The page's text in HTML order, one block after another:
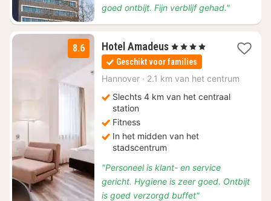
goed ontbijt. Fijn verblijf gehad."
8.6 Hotel Amadeus2
nachten
vanaf
€
, 4 Sterren
Geschikt voor families
Hannover · 2.1 km van het centrum
Slechts 4 km van het centraal
station
Fitness
In het midden van het
stadscentrum
"Personeel is klant- en service
gericht. Hygiene is zeer goed. Ontbijt
is goed verzorgd buffet"